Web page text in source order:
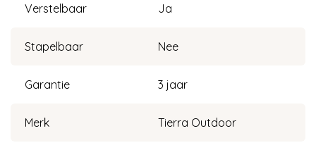
Verstelbaar Ja
Stapelbaar Nee
Garantie 3 jaar
Merk Tierra Outdoor